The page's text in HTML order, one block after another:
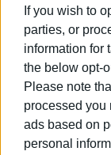
If you wish to
parties, or
information for
the below opt-
Please note
processed you
ads based on
personal
Τα οκτάλεπτα:
Άρης
Φωτίου 2,
Αλιαπούλιος,
Αληχανίδης 1,
Κούστας,